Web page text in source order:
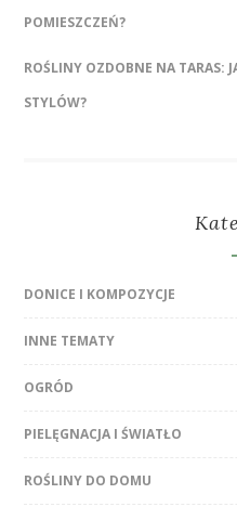
POMIESZCZEŃ?
ROŚLINY OZDOBNE NA TARAS:
STYLÓW?
DONICE I KOMPOZYCJE
INNE TEMATY
OGRÓD
PIELĘGNACJA I ŚWIATŁO
ROŚLINY DO DOMU